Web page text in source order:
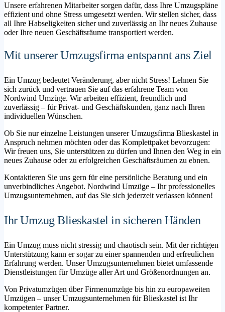
Unsere erfahrenen Mitarbeiter sorgen dafür, dass Ihre Umzugspläne
effizient und ohne Stress umgesetzt werden. Wir stellen sicher, dass
all Ihre Habseligkeiten sicher und zuverlässig an Ihr neues Zuhause
oder Ihre neuen Geschäftsräume transportiert werden.
Mit unserer Umzugsfirma entspannt ans Ziel
Ein Umzug bedeutet Veränderung, aber nicht Stress! Lehnen Sie
sich zurück und vertrauen Sie auf das erfahrene Team von
Nordwind Umzüge. Wir arbeiten effizient, freundlich und
zuverlässig – für Privat- und Geschäftskunden, ganz nach Ihren
individuellen Wünschen.
Ob Sie nur einzelne Leistungen unserer Umzugsfirma Blieskastel in
Anspruch nehmen möchten oder das Komplettpaket bevorzugen:
Wir freuen uns, Sie unterstützen zu dürfen und Ihnen den Weg in ein
neues Zuhause oder zu erfolgreichen Geschäftsräumen zu ebnen.
Kontaktieren Sie uns gern für eine persönliche Beratung und ein
unverbindliches Angebot. Nordwind Umzüge – Ihr professionelles
Umzugsunternehmen, auf das Sie sich jederzeit verlassen können!
Ihr Umzug Blieskastel in sicheren Händen
Ein Umzug muss nicht stressig und chaotisch sein. Mit der richtigen
Unterstützung kann er sogar zu einer spannenden und erfreulichen
Erfahrung werden. Unser Umzugsunternehmen bietet umfassende
Dienstleistungen für Umzüge aller Art und Größenordnungen an.
Von Privatumzügen über Firmenumzüge bis hin zu europaweiten
Umzügen – unser Umzugsunternehmen für Blieskastel ist Ihr
kompetenter Partner.